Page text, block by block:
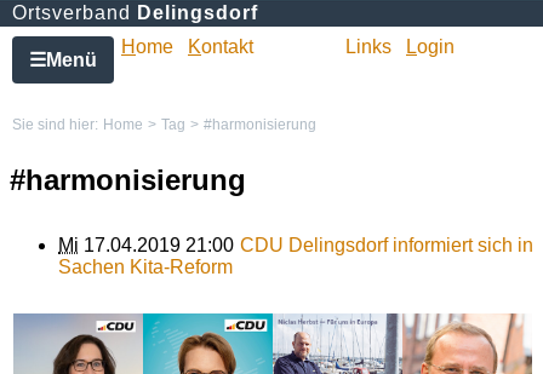
Ortsverband Delingsdorf
☰Menü
Home Kontakt Links Login
Sie sind hier: Home > Tag > #harmonisierung
#harmonisierung
Mi 17.04.2019 21:00 CDU Delingsdorf informiert sich in
Sachen Kita-Reform